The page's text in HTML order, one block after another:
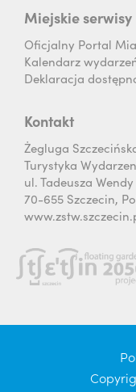
Miejskie serwisy
Oficjalny Portal
Kalendarz
Deklaracja
Kontakt
Żegluga
Turystyka
ul. Tadeusza
70-655 Szczecin,